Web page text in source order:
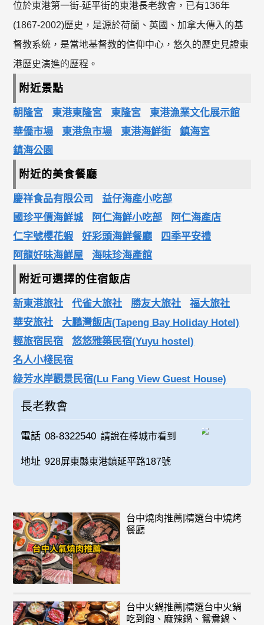
位於東港第一街-延平街的東港長老教會，已有136年
(1867-2002)歷史，是源於荷蘭、英國、加拿大傳入的基
督教系統，是當地基督教的信仰中心，悠久的歷史見證東
港歷史演進的歷程。
附近景點
朝隆宮 東港東隆宮 東隆宮
東港漁業文化展示館
華僑市場
東港魚市場 東港海鮮街
鎮海宮
鎮海公園
附近的美食餐廳
慶祥食品有限公司
益仔海產小吃部
國珍平價海鮮城
阿仁海鮮小吃部
阿仁海產店
仁字號櫻花蝦
好彩頭海鮮餐廳
四季平安禮
阿龍好味海鮮屋
海味珍海產館
附近可選擇的住宿飯店
新東港旅社 代雀大旅社 勝友大旅社
福大旅社
華安旅社
大鵬灣飯店(Tapeng Bay Holiday Hotel)
輕旅宿民宿
悠悠雅築民宿(Yuyu hostel)
名人小棧民宿
綠芳水岸觀景民宿(Lu Fang View Guest House)
長老教會
電話 08-8322540 請說在棒城市看到
地址 928屏東縣東港鎮延平路187號
台中燒肉推薦|精選台中燒烤
餐廳
台中火鍋推薦|精選台中火鍋
吃到飽、麻辣鍋、鴛鴦鍋、